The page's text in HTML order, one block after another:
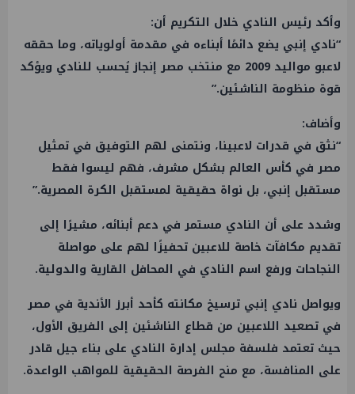
وأكد رئيس النادي خلال التكريم أن:
“نادي إنبي يضع دائمًا أبناءه في مقدمة أولوياته، وما حققه
لاعبو مواليد 2009 مع منتخب مصر إنجاز يُحسب للنادي ويؤكد
قوة منظومة الناشئين.”
وأضاف:
“نثق في قدرات لاعبينا، ونتمنى لهم التوفيق في تمثيل
مصر في كأس العالم بشكل مشرف، فهم ليسوا فقط
مستقبل إنبي، بل نواة حقيقية لمستقبل الكرة المصرية.”
وشدد على أن النادي مستمر في دعم أبنائه، مشيرًا إلى
تقديم مكافآت خاصة للاعبين تحفيزًا لهم على مواصلة
النجاحات ورفع اسم النادي في المحافل القارية والدولية.
ويواصل نادي إنبي ترسيخ مكانته كأحد أبرز الأندية في مصر
في تصعيد اللاعبين من قطاع الناشئين إلى الفريق الأول،
حيث تعتمد فلسفة مجلس إدارة النادي على بناء جيل قادر
على المنافسة، مع منح الفرصة الحقيقية للمواهب الواعدة.